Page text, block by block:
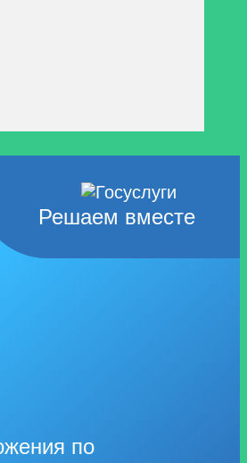
Решаем вместе
по